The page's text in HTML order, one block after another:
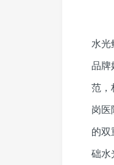
水光
品牌
范，
岗医
的
础水